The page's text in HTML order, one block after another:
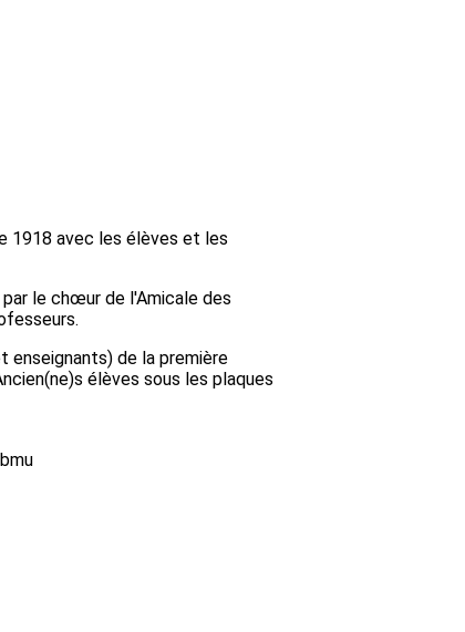
1918 avec les élèves et les
le chœur de l'Amicale des
enseignants) de la première
élèves sous les plaques